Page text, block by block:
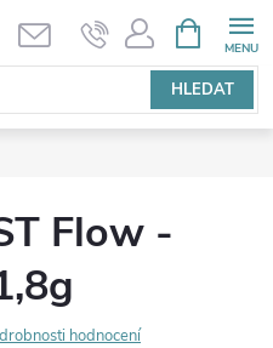
HLEDAT
NÁKUPNÍ
KOŠÍK
Flow -
hodnocení